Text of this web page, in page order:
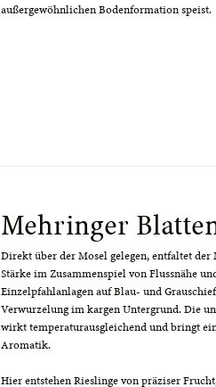
außergewöhnlichen Bodenformation speist.
Mehringer
Direkt über der Mosel gelegen, entfaltet der
Stärke im Zusammenspiel von Flussnähe
Einzelpfahlanlagen auf Blau- und
Verwurzelung im kargen Untergrund. Die
wirkt temperaturausgleichend und bringt
Aromatik.
Hier entstehen Rieslinge von präziser